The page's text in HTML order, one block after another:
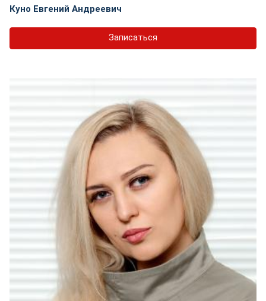
Куно Евгений Андреевич
Записаться